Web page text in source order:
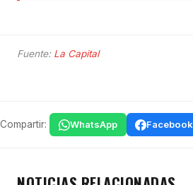
Fuente: La Capital
Compartir: WhatsApp Facebook